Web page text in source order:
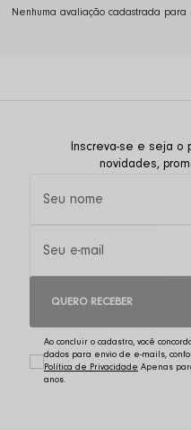
Nenhuma avaliação cadastrada para
Inscreva-se e seja o
novidades,
QUERO RECEBER
Ao concluir o cadastro, você
dados para envio de e-mails,
Política de Privacidade